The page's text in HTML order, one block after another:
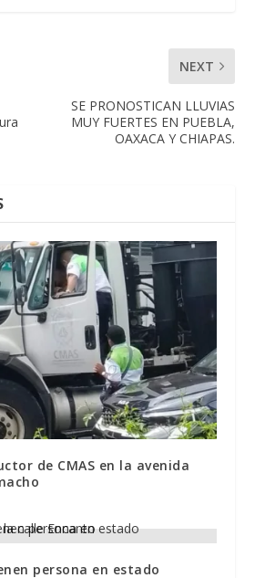
NEXT
SE PRONOSTICAN LLUVIAS
MUY FUERTES EN PUEBLA,
OAXACA Y CHIAPAS.
de CMAS en la avenida
persona en estado